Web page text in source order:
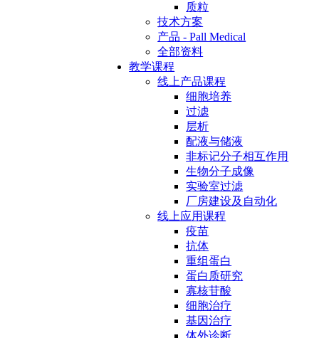
质粒
技术方案
产品 - Pall Medical
全部资料
教学课程
线上产品课程
细胞培养
过滤
层析
配液与储液
非标记分子相互作用
生物分子成像
实验室过滤
厂房建设及自动化
线上应用课程
疫苗
抗体
重组蛋白
蛋白质研究
寡核苷酸
细胞治疗
基因治疗
体外诊断